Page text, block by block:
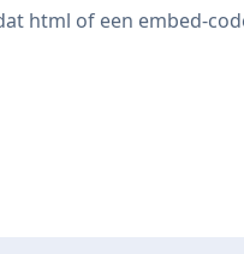
html of een embed-